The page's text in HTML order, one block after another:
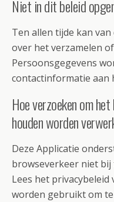
Niet in dit beleid
Ten allen tijde kan
over het verzamelen
Persoonsgegevens
contactinformatie aan
Hoe verzoeken om
houden worden
Deze Applicatie
browseverkeer niet bij
Lees het privacybeleid
worden gebruikt om